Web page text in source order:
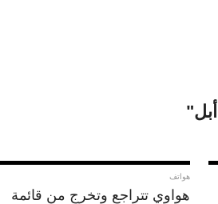
هواتف
هواوي تتراجع وتخرج من قائمة